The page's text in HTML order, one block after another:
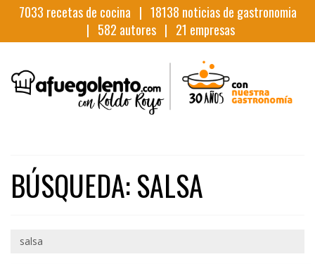
7033 recetas de cocina | 18138 noticias de gastronomia
| 582 autores | 21 empresas
BÚSQUEDA: SALSA